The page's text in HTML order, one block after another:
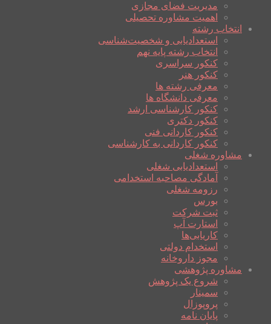
مدیریت فضای مجازی
اهمیت مشاوره تحصیلی
انتخاب رشته
استعدادیابی و شخصیت‌شناسی
انتخاب رشته پایه نهم
کنکور سراسری
کنکور هنر
معرفی رشته ها
معرفی دانشگاه ها
کنکور کارشناسی ارشد
کنکور دکتری
کنکور کاردانی فنی
کنکور کاردانی به کارشناسی
مشاوره شغلی
استعدادیابی شغلی
آمادگی مصاحبه استخدامی
رزومه شغلی
بورس
ثبت شرکت
استارت آپ
کاریابی‌ها
استخدام دولتی
مجوز داروخانه
مشاوره پژوهشی
شروع یک پژوهش
سمینار
پروپوزال
پایان نامه